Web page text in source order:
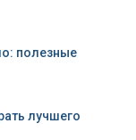
полезные
лучшего